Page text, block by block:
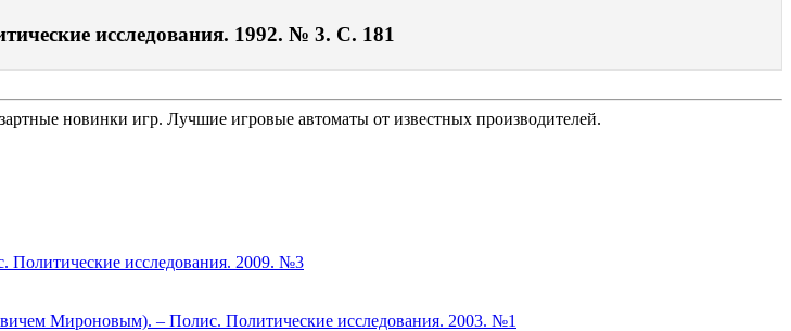
исследования. 1992. № 3. С. 181
новинки игр. Лучшие игровые автоматы от известных производителей.
Политические исследования. 2009. №3
Мироновым). – Полис. Политические исследования. 2003. №1